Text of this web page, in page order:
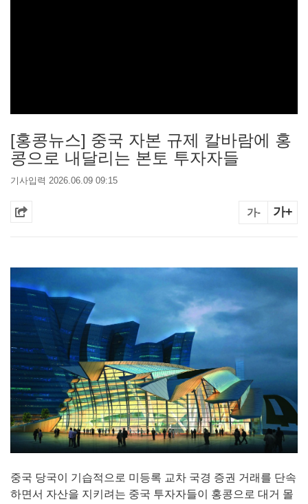
[홍콩뉴스] 중국 자본 규제 칼바람에 홍
콩으로 내달리는 본토 투자자들
기사입력 2026.06.09 09:15
가- 가+
중국 당국이 기습적으로 미등록 교차 국경 증권 거래를 단속
하면서 자산을 지키려는 중국 투자자들이 홍콩으로 대거 몰